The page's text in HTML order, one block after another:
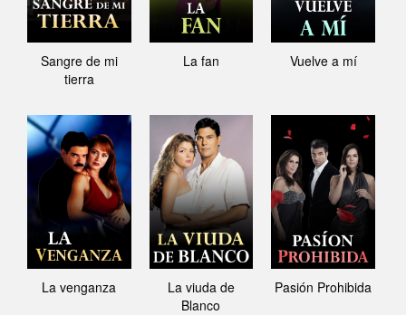
Sangre de mi
tierra
La fan Vuelve a mí
La venganza
La viuda de
Blanco
Pasión Prohibida